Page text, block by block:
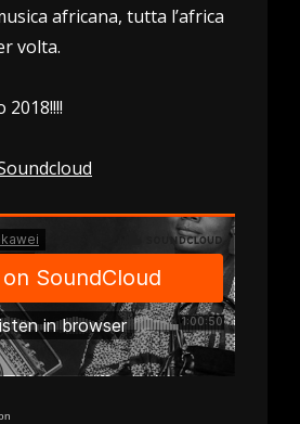
africana, tutta l’africa
volta.
2018!!!!